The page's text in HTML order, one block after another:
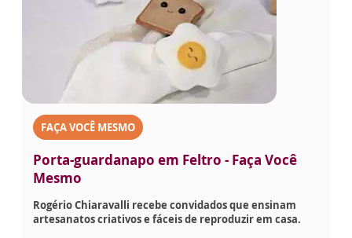
FAÇA VOCÊ MESMO
Porta-guardanapo em Feltro - Faça Você
Mesmo
Rogério Chiaravalli recebe convidados que ensinam
artesanatos criativos e fáceis de reproduzir em casa.